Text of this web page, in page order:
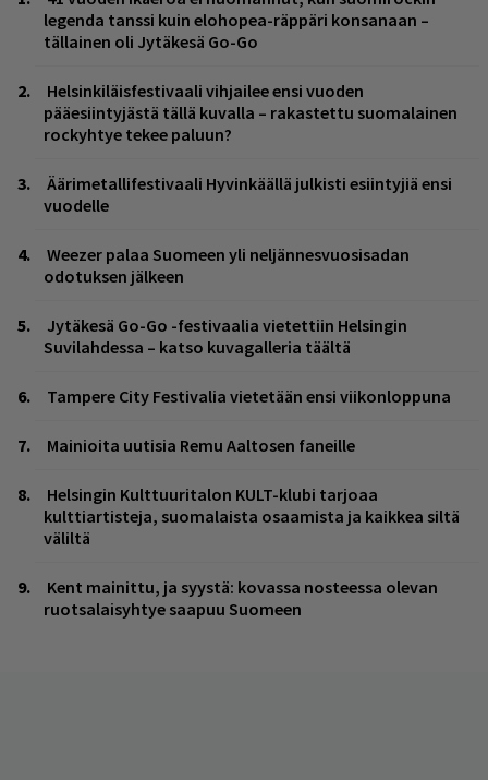
legenda tanssi kuin elohopea-räppäri konsanaan –
tällainen oli Jytäkesä Go-Go
Helsinkiläisfestivaali vihjailee ensi vuoden
pääesiintyjästä tällä kuvalla – rakastettu suomalainen
rockyhtye tekee paluun?
Äärimetallifestivaali Hyvinkäällä julkisti esiintyjiä ensi
vuodelle
Weezer palaa Suomeen yli neljännesvuosisadan
odotuksen jälkeen
Jytäkesä Go-Go -festivaalia vietettiin Helsingin
Suvilahdessa – katso kuvagalleria täältä
Tampere City Festivalia vietetään ensi viikonloppuna
Mainioita uutisia Remu Aaltosen faneille
Helsingin Kulttuuritalon KULT-klubi tarjoaa
kulttiartisteja, suomalaista osaamista ja kaikkea siltä
väliltä
Kent mainittu, ja syystä: kovassa nosteessa olevan
ruotsalaisyhtye saapuu Suomeen